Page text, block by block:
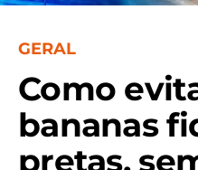
GERAL
Como
bananas
pretas,